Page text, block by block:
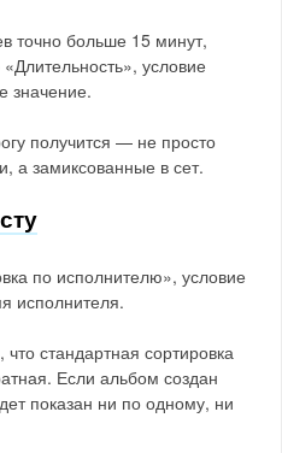
точно больше 15 минут,
условие
значение.
получится — не просто
а замиксованные в сет.
по исполнителю», условие
исполнителя.
стандартная сортировка
Если альбом создан
показан ни по одному, ни